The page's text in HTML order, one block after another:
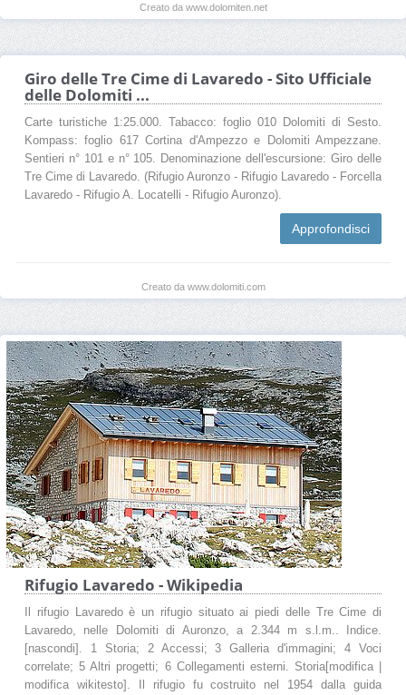
Creato da www.dolomiten.net
Giro delle Tre Cime di Lavaredo - Sito Ufficiale
delle Dolomiti ...
Carte turistiche 1:25.000. Tabacco: foglio 010 Dolomiti di Sesto.
Kompass: foglio 617 Cortina d'Ampezzo e Dolomiti Ampezzane.
Sentieri n° 101 e n° 105. Denominazione dell'escursione: Giro delle
Tre Cime di Lavaredo. (Rifugio Auronzo - Rifugio Lavaredo - Forcella
Lavaredo - Rifugio A. Locatelli - Rifugio Auronzo).
Approfondisci
Creato da www.dolomiti.com
Rifugio Lavaredo - Wikipedia
Il rifugio Lavaredo è un rifugio situato ai piedi delle Tre Cime di
Lavaredo, nelle Dolomiti di Auronzo, a 2.344 m s.l.m.. Indice.
[nascondi]. 1 Storia; 2 Accessi; 3 Galleria d'immagini; 4 Voci
correlate; 5 Altri progetti; 6 Collegamenti esterni. Storia[modifica |
modifica wikitesto]. Il rifugio fu costruito nel 1954 dalla guida